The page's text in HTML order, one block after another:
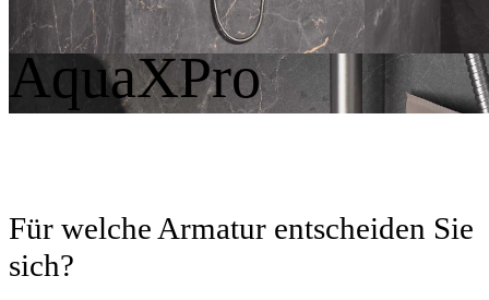
AquaXPro
Für welche Armatur entscheiden Sie
sich?